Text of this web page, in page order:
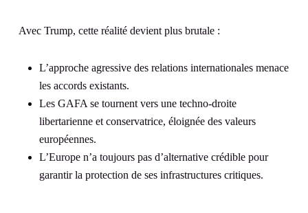
Avec Trump, cette réalité devient plus brutale :
L’approche agressive des relations internationales menace
les accords existants.
Les GAFA se tournent vers une techno-droite
libertarienne et conservatrice, éloignée des valeurs
européennes.
L’Europe n’a toujours pas d’alternative crédible pour
garantir la protection de ses infrastructures critiques.